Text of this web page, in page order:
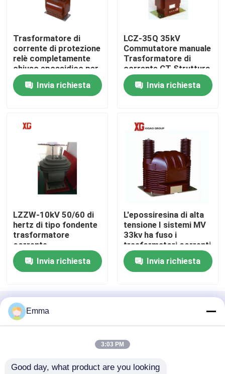
Contattici
Richieda una citazione
Commutatore di rottura di carico dell'aria
Apparecchiatura elettrica di comando di distribuzione
Commutatore ad alta tensione di sconnessione
Interruttore SF6
Trasformatore corrente di CT
Trasformatore potenziale della pinta
Relé di massima dell'ossido di zinco
Trasformatore di
corrente di protezione
relè completamente
chiuso epossidico per
interni LZZBJ4-35kV
Invia richiesta
LCZ-35Q 35kV
Commutatore manuale
Trasformatore di
corrente CT Struttura
isolata per interni
Invia richiesta
LZZW-10kV 50/60 di
hertz di tipo fondente
trasformatore
corrente
dell'epossiresina
elettronica all'aperto
Invia richiesta
L'epossiresina di alta
tensione I sistemi MV
33kv ha fuso i
trasformatori correnti
1 fase
Invia richiesta
dell'ariaFabbrica cinese.Copyright © 2025 Xi'an
Emma
3:03 PM
Good day, what product are you looking